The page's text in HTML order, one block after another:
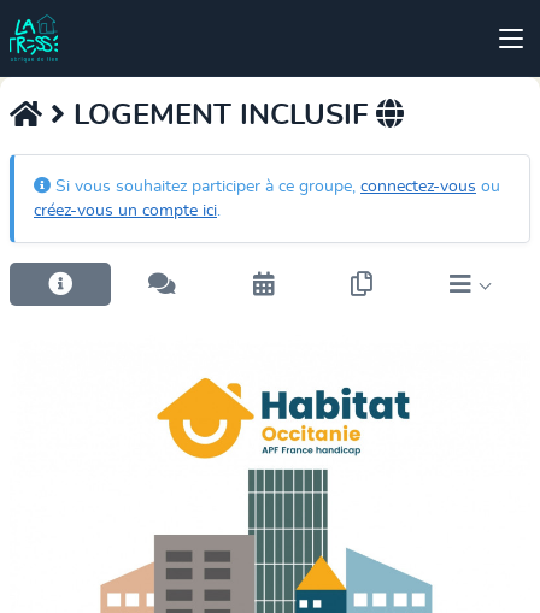
LOGEMENT INCLUSIF
Si vous souhaitez participer à ce groupe, connectez-vous ou
créez-vous un compte ici.